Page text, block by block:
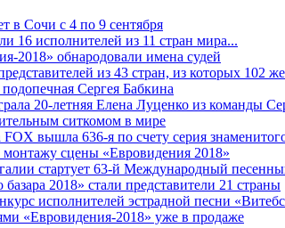
в Сочи с 4 по 9 сентября
16 исполнителей из 11 стран мира...
2018» обнародовали имена судей
из 43 стран, из которых 102
Сергея Бабкина
20-летняя Елена Луценко из команды
ситкомом в мире
FOX вышла 636-я по счету серия
сцены «Евровидения 2018»
стартует 63-й Международный
2018» стали представители 21 страны
исполнителей эстрадной песни
«Евровидения-2018» уже в продаже